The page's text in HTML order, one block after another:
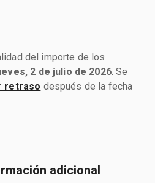
del importe de los
2 de julio de 2026. Se
retraso después de la fecha
adicional